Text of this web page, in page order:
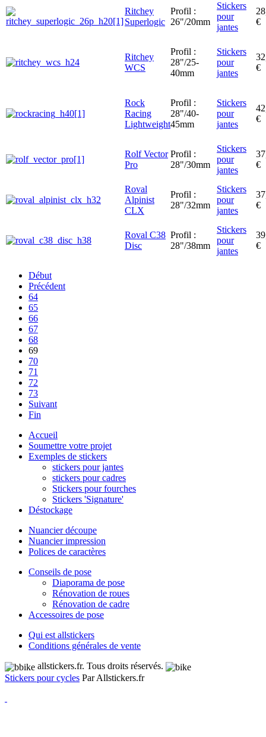
Ritchey
Superlogic
Profil :
26"/20mm
Stickers
pour
jantes
€
Ritchey
WCS
Profil :
28"/25-
40mm
Stickers
pour
jantes
€
Rock
Racing
Lightweight
Profil :
28"/40-
45mm
Stickers
pour
jantes
€
Rolf Vector
Pro
Profil :
28"/30mm
Stickers
pour
jantes
€
Roval
Alpinist
CLX
Profil :
28"/32mm
Stickers
pour
jantes
€
Roval C38
Disc
Profil :
28"/38mm
Stickers
pour
jantes
€
Début
Précédent
64
65
66
67
68
69
70
71
72
73
Suivant
Fin
Accueil
Soumettre votre projet
Exemples de stickers
stickers pour jantes
stickers pour cadres
Stickers pour fourches
Stickers 'Signature'
Déstockage
Nuancier découpe
Nuancier impression
Polices de caractères
Conseils de pose
Diaporama de pose
Rénovation de roues
Rénovation de cadre
Accessoires de pose
Qui est allstickers
Conditions générales de vente
allstickers.fr. Tous droits réservés.
Stickers pour cycles Par Allstickers.fr